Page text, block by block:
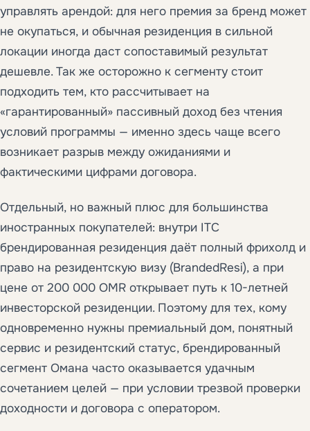
управлять арендой: для него премия за бренд может
не окупаться, и обычная резиденция в сильной
локации иногда даст сопоставимый результат
дешевле. Так же осторожно к сегменту стоит
подходить тем, кто рассчитывает на
«гарантированный» пассивный доход без чтения
условий программы — именно здесь чаще всего
возникает разрыв между ожиданиями и
фактическими цифрами договора.
Отдельный, но важный плюс для большинства
иностранных покупателей: внутри ITC
брендированная резиденция даёт полный фрихолд и
право на резидентскую визу (BrandedResi), а при
цене от 200 000 OMR открывает путь к 10-летней
инвесторской резиденции. Поэтому для тех, кому
одновременно нужны премиальный дом, понятный
сервис и резидентский статус, брендированный
сегмент Омана часто оказывается удачным
сочетанием целей — при условии трезвой проверки
доходности и договора с оператором.